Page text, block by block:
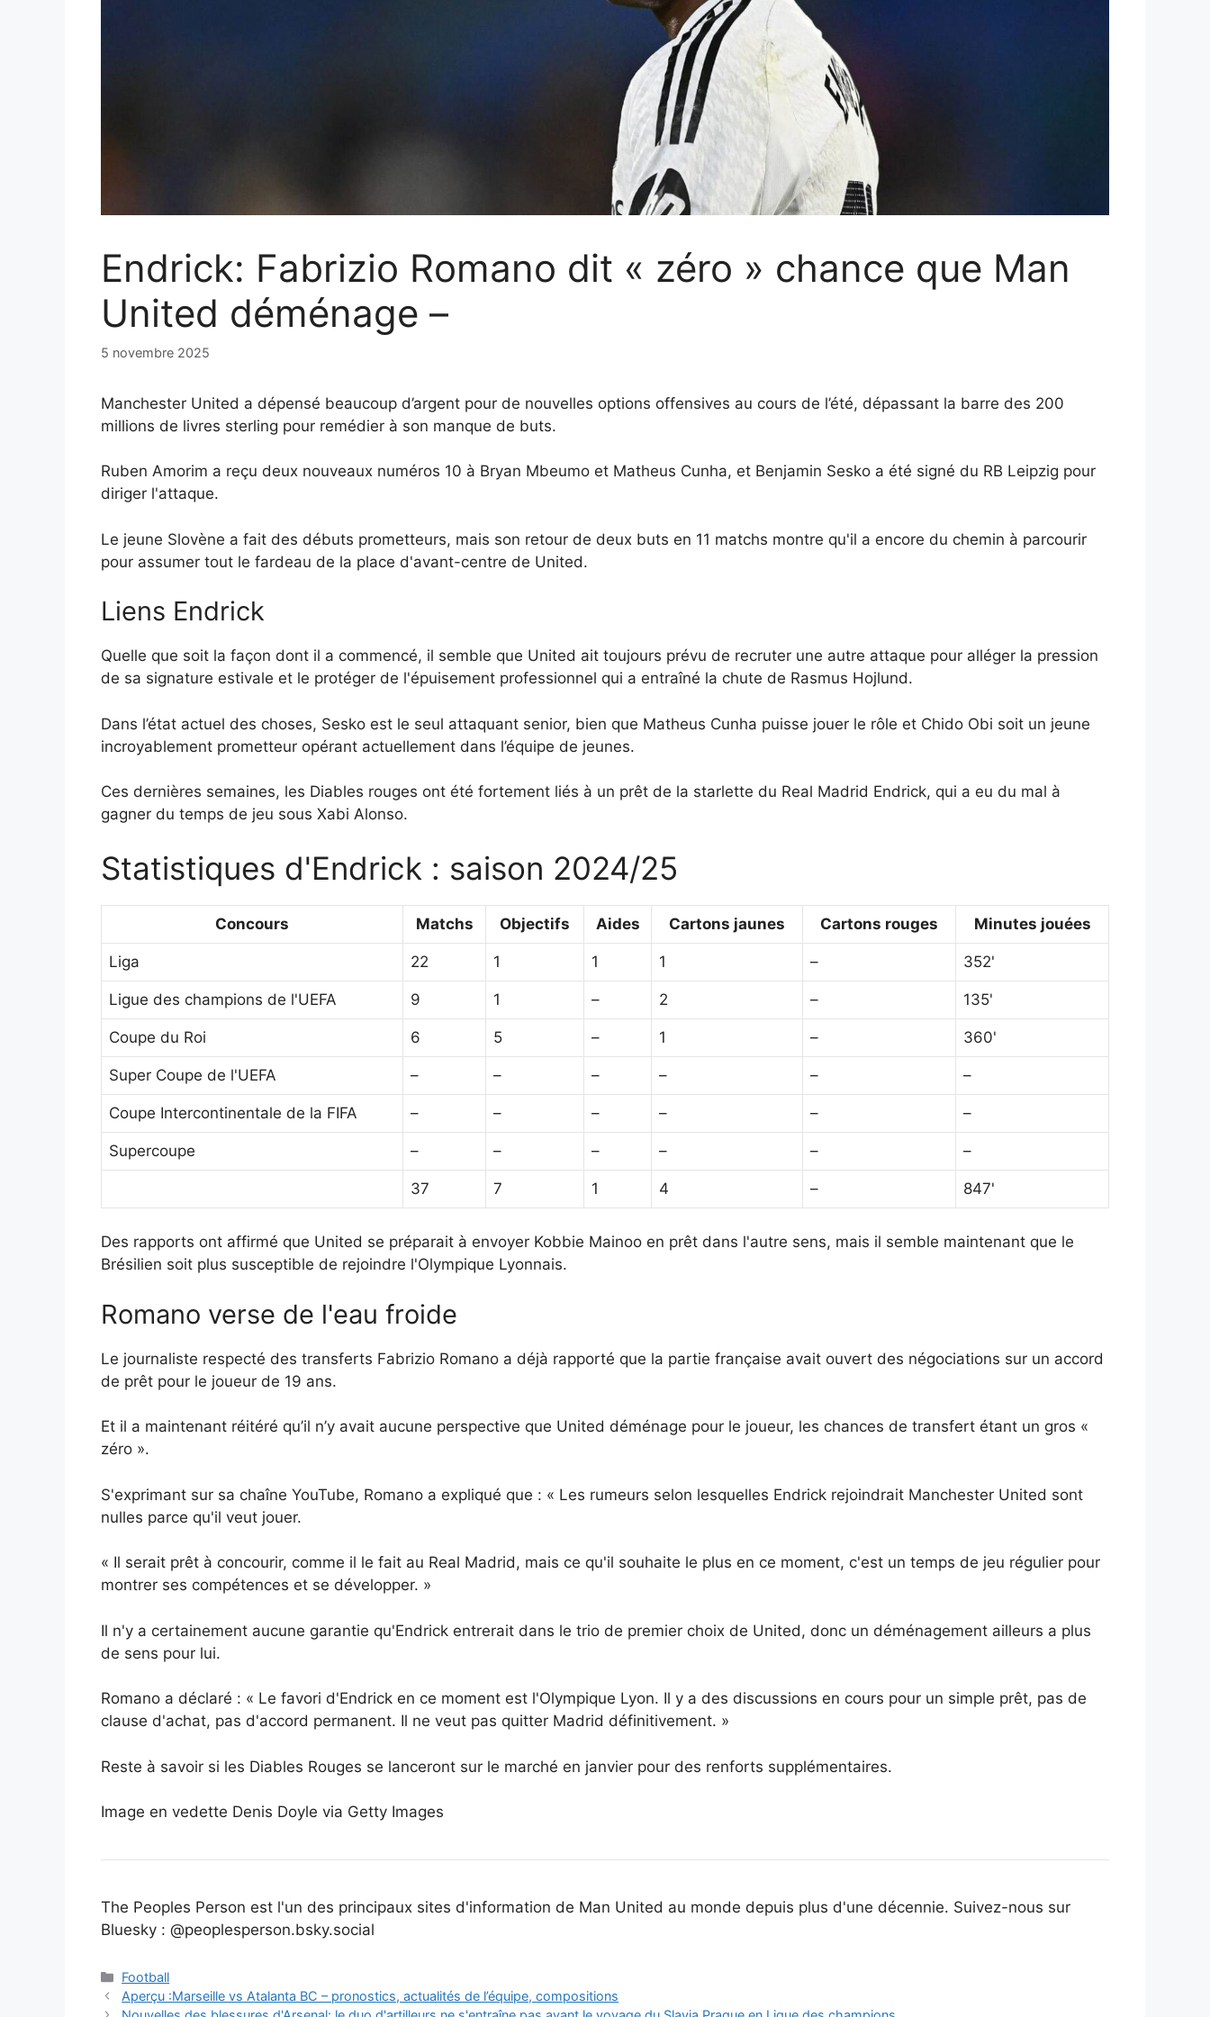
Endrick: Fabrizio Romano dit « zéro » chance que Man
United déménage –
5 novembre 2025
Manchester United a dépensé beaucoup d’argent pour de nouvelles options offensives au cours de l’été, dépassant la barre des 200
millions de livres sterling pour remédier à son manque de buts.
Ruben Amorim a reçu deux nouveaux numéros 10 à Bryan Mbeumo et Matheus Cunha, et Benjamin Sesko a été signé du RB Leipzig pour
diriger l'attaque.
Le jeune Slovène a fait des débuts prometteurs, mais son retour de deux buts en 11 matchs montre qu'il a encore du chemin à parcourir
pour assumer tout le fardeau de la place d'avant-centre de United.
Liens Endrick
Quelle que soit la façon dont il a commencé, il semble que United ait toujours prévu de recruter une autre attaque pour alléger la pression
de sa signature estivale et le protéger de l'épuisement professionnel qui a entraîné la chute de Rasmus Hojlund.
Dans l’état actuel des choses, Sesko est le seul attaquant senior, bien que Matheus Cunha puisse jouer le rôle et Chido Obi soit un jeune
incroyablement prometteur opérant actuellement dans l’équipe de jeunes.
Ces dernières semaines, les Diables rouges ont été fortement liés à un prêt de la starlette du Real Madrid Endrick, qui a eu du mal à
gagner du temps de jeu sous Xabi Alonso.
Statistiques d'Endrick : saison 2024/25
Concours Matchs Objectifs Aides Cartons jaunes Cartons rouges Minutes jouées
Liga 22 1 1 1 – 352'
Ligue des champions de l'UEFA 9 1 – 2 – 135'
Coupe du Roi 6 5 – 1 – 360'
Super Coupe de l'UEFA – – – – – –
Coupe Intercontinentale de la FIFA – – – – – –
Supercoupe – – – – – –
37 7 1 4 – 847'
Des rapports ont affirmé que United se préparait à envoyer Kobbie Mainoo en prêt dans l'autre sens, mais il semble maintenant que le
Brésilien soit plus susceptible de rejoindre l'Olympique Lyonnais.
Romano verse de l'eau froide
Le journaliste respecté des transferts Fabrizio Romano a déjà rapporté que la partie française avait ouvert des négociations sur un accord
de prêt pour le joueur de 19 ans.
Et il a maintenant réitéré qu’il n’y avait aucune perspective que United déménage pour le joueur, les chances de transfert étant un gros «
zéro ».
S'exprimant sur sa chaîne YouTube, Romano a expliqué que : « Les rumeurs selon lesquelles Endrick rejoindrait Manchester United sont
nulles parce qu'il veut jouer.
« Il serait prêt à concourir, comme il le fait au Real Madrid, mais ce qu'il souhaite le plus en ce moment, c'est un temps de jeu régulier pour
montrer ses compétences et se développer. »
Il n'y a certainement aucune garantie qu'Endrick entrerait dans le trio de premier choix de United, donc un déménagement ailleurs a plus
de sens pour lui.
Romano a déclaré : « Le favori d'Endrick en ce moment est l'Olympique Lyon. Il y a des discussions en cours pour un simple prêt, pas de
clause d'achat, pas d'accord permanent. Il ne veut pas quitter Madrid définitivement. »
Reste à savoir si les Diables Rouges se lanceront sur le marché en janvier pour des renforts supplémentaires.
Image en vedette Denis Doyle via Getty Images
The Peoples Person est l'un des principaux sites d'information de Man United au monde depuis plus d'une décennie. Suivez-nous sur
Bluesky : @peoplesperson.bsky.social
Catégories
Football
Aperçu :Marseille vs Atalanta BC – pronostics, actualités de l’équipe, compositions